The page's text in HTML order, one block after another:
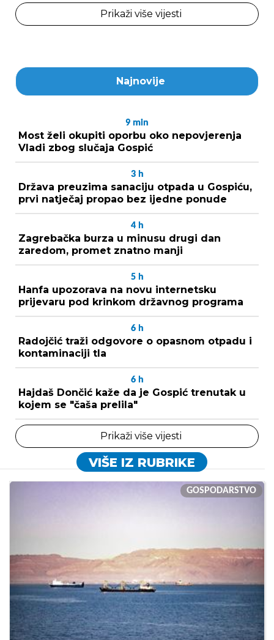
Prikaži više vijesti
Najnovije
9 min
Most želi okupiti oporbu oko nepovjerenja
Vladi zbog slučaja Gospić
3 h
Država preuzima sanaciju otpada u Gospiću,
prvi natječaj propao bez ijedne ponude
4 h
Zagrebačka burza u minusu drugi dan
zaredom, promet znatno manji
5 h
Hanfa upozorava na novu internetsku
prijevaru pod krinkom državnog programa
6 h
Radojčić traži odgovore o opasnom otpadu i
kontaminaciji tla
6 h
Hajdaš Dončić kaže da je Gospić trenutak u
kojem se "čaša prelila"
Prikaži više vijesti
VIŠE IZ RUBRIKE
GOSPODARSTVO